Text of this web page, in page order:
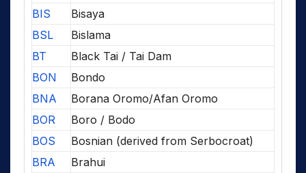
BIS
Bisaya
BSL
Bislama
BT
Black Tai / Tai Dam
BON
Bondo
BNA
Borana Oromo/Afan Oromo
BOR
Boro / Bodo
BOS
Bosnian (derived from Serbocroat)
BRA
Brahui